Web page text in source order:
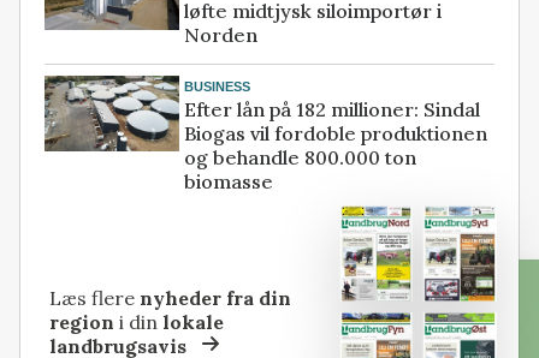
løfte midtjysk siloimportør i
Norden
BUSINESS
Efter lån på 182 millioner: Sindal
Biogas vil fordoble produktionen
og behandle 800.000 ton
biomasse
Læs flere nyheder fra din
region i dinlokale
landbrugsavis